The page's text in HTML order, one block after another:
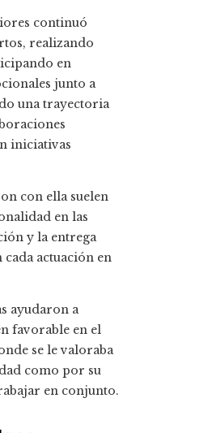
continuó
realizando
en
junto a
una trayectoria
iniciativas
con ella suelen
en las
y la entrega
cada actuación en
ayudaron a
favorable en el
se le valoraba
como por su
en conjunto.